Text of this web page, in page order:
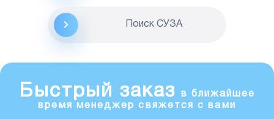
Поиск CУЗА
Быстрый заказ
в ближайшее
время менеджер свяжется с вами